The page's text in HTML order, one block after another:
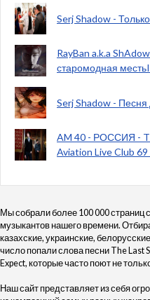
Serj Shadow -
RayBan a.k.a
старомодная
Serj Shadow -
AM 40 - РОССИЯ -
Aviation Live Club
Мы собрали более 100 000
музыкантов нашего времени.
казахские, украинские,
число попали слова песни The Last
Expect, которые часто поют не
Наш сайт представляет из себя